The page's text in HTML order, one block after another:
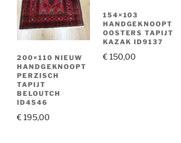
200×110 NIEUW
HANDGEKNOOPT
PERZISCH
TAPIJT
BELOUTCH
ID4546
€ 195,00
154×103
HANDGEKNOOPT
OOSTERS TAPIJT
KAZAK ID9137
€ 150,00